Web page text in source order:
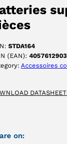
STDA164
(EAN):
Accessoires
DATASHEET
on: